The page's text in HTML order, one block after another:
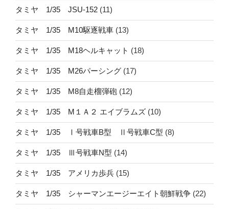
タミヤ 1/35 JSU-152 (11)
タミヤ 1/35 M10駆逐戦車 (13)
タミヤ 1/35 M18ヘルキャット (18)
タミヤ 1/35 M26パーシング (17)
タミヤ 1/35 M8自走榴弾砲 (12)
タミヤ 1/35 M１Ａ２ エイブラムズ (10)
タミヤ 1/35 Ⅰ号戦車B型 Ⅱ号戦車C型 (8)
タミヤ 1/35 Ⅲ号戦車N型 (14)
タミヤ 1/35 アメリカ歩兵 (15)
タミヤ 1/35 シャーマンエージーエイト朝鮮戦争 (22)